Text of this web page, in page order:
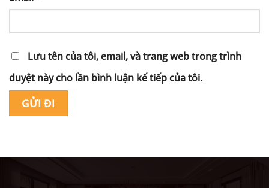
Lưu tên của tôi, email, và trang web trong trình
duyệt này cho lần bình luận kế tiếp của tôi.